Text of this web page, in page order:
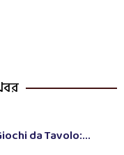
da Tavolo:...